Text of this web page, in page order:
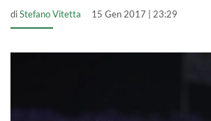
diStefano Vitetta 15 Gen 2017 | 23:29